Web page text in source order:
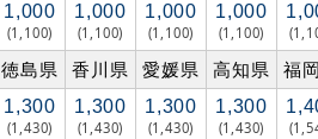
1,000
(1,100)
1,000
(1,100)
1,000
(1,100)
1,000
(1,100)
徳島県 香川県 愛媛県 高知県 福
1,300
(1,430)
1,300
(1,430)
1,300
(1,430)
1,300
(1,430)